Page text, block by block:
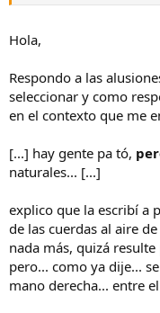
Hola,
Respondo a las
seleccionar y como
en el contexto que me
[...] hay gente pa tó,
naturales... [...]
explico que la escribí a
de las cuerdas al aire
nada más, quizá
pero... como ya dije...
mano derecha... entre